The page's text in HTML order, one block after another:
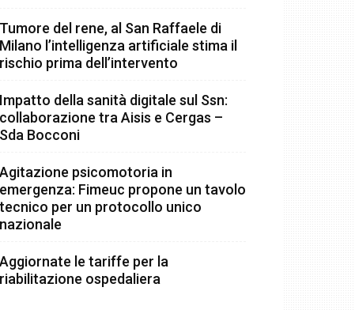
Tumore del rene, al San Raffaele di
Milano l’intelligenza artificiale stima il
rischio prima dell’intervento
Impatto della sanità digitale sul Ssn:
collaborazione tra Aisis e Cergas –
Sda Bocconi
Agitazione psicomotoria in
emergenza: Fimeuc propone un tavolo
tecnico per un protocollo unico
nazionale
Aggiornate le tariffe per la
riabilitazione ospedaliera